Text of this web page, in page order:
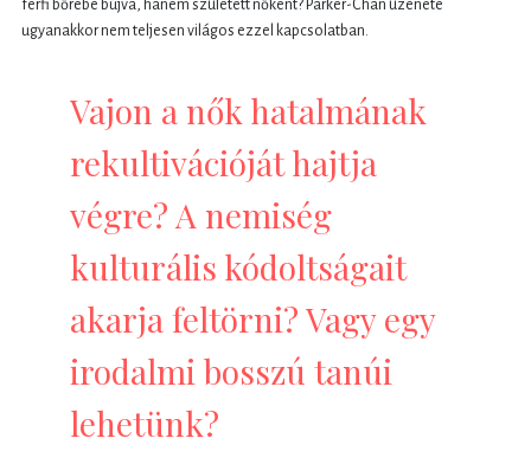
férfi bőrébe bújva, hanem született nőként? Parker-Chan üzenete
ugyanakkor nem teljesen világos ezzel kapcsolatban.
Vajon a nők hatalmának
rekultivációját hajtja
végre? A nemiség
kulturális kódoltságait
akarja feltörni? Vagy egy
irodalmi bosszú tanúi
lehetünk?